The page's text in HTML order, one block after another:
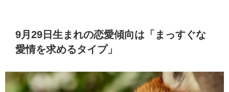
9月29日生まれの恋愛傾向は「まっすぐな
愛情を求めるタイプ」